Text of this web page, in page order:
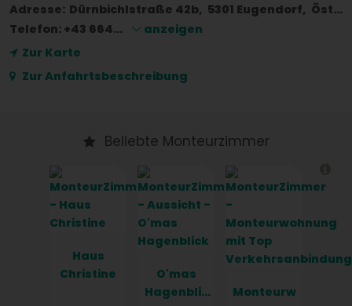
Adresse: Dürnbichlstraße 42b 5301 Eugendorf
Österreich
Telefon: +43 664...
anzeigen
Zur Karte
Zur Anfahrtsbeschreibung
Beliebte Monteurzimmer
Haus
Christine
O'mas
Hagenblic
Monteurw